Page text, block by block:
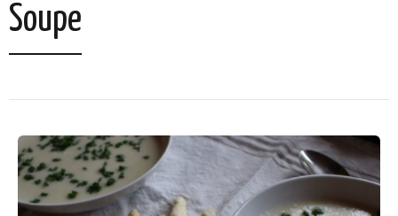
Soupe